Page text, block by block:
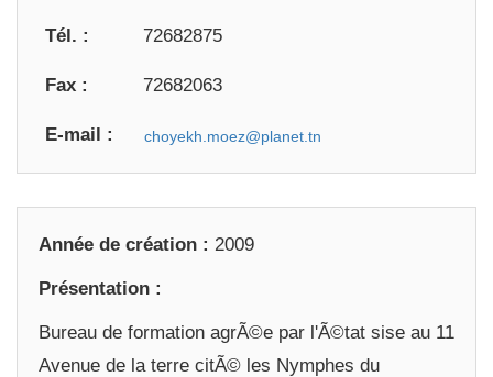
Tél. : 72682875
Fax : 72682063
E-mail :
Année de création : 2009
Présentation :
Bureau de formation agrÃ©e par l'Ã©tat sise au 11
Avenue de la terre citÃ© les Nymphes du